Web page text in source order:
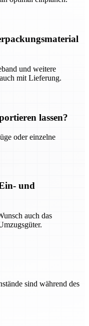
und weitere
mit Lieferung.
lassen?
oder einzelne
und
auch das
sind während des